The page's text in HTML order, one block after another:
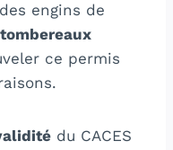
engins de
tombereaux
ce permis
du CACES